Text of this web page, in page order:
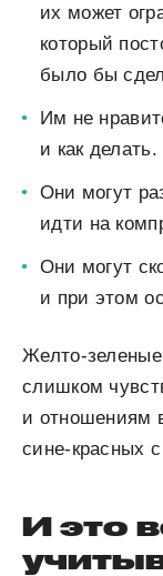
их может
который
было бы
Им не
и как делать.
Они могут
идти на
Они могут
и при этом
Желто-
слишком
и отношениям
сине-красных
И это